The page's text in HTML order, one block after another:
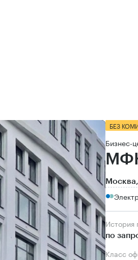
БЕЗ
Бизнес-
по
Класс